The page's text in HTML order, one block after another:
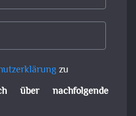
zu
über nachfolgende